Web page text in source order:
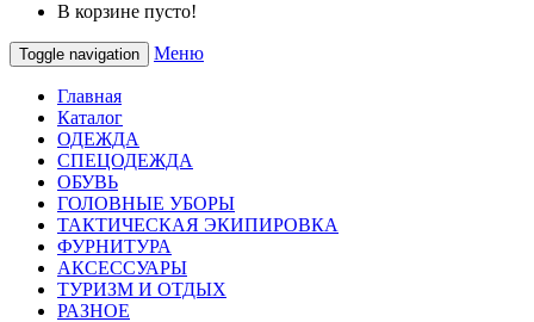
В корзине пусто!
Toggle navigation Меню
Главная
Каталог
ОДЕЖДА
СПЕЦОДЕЖДА
ОБУВЬ
ГОЛОВНЫЕ УБОРЫ
ТАКТИЧЕСКАЯ ЭКИПИРОВКА
ФУРНИТУРА
АКСЕССУАРЫ
ТУРИЗМ И ОТДЫХ
РАЗНОЕ